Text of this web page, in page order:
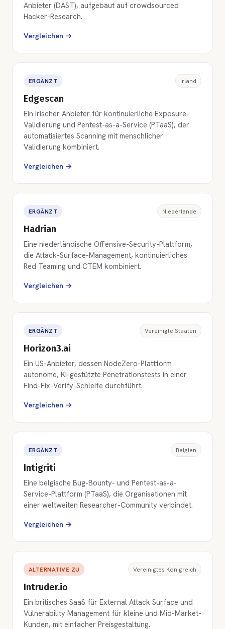
Anbieter (DAST), aufgebaut auf crowdsourced
Hacker-Research.
Vergleichen →
ERGÄNZT Irland
Edgescan
Ein irischer Anbieter für kontinuierliche Exposure-
Validierung und Pentest-as-a-Service (PTaaS), der
automatisiertes Scanning mit menschlicher
Validierung kombiniert.
Vergleichen →
ERGÄNZT Niederlande
Hadrian
Eine niederländische Offensive-Security-Plattform,
die Attack-Surface-Management, kontinuierliches
Red Teaming und CTEM kombiniert.
Vergleichen →
ERGÄNZT Vereinigte Staaten
Horizon3.ai
Ein US-Anbieter, dessen NodeZero-Plattform
autonome, KI-gestützte Penetrationstests in einer
Find-Fix-Verify-Schleife durchführt.
Vergleichen →
ERGÄNZT Belgien
Intigriti
Eine belgische Bug-Bounty- und Pentest-as-a-
Service-Plattform (PTaaS), die Organisationen mit
einer weltweiten Researcher-Community verbindet.
Vergleichen →
ALTERNATIVE ZU Vereinigtes Königreich
Intruder.io
Ein britisches SaaS für External Attack Surface und
Vulnerability Management für kleine und Mid-Market-
Kunden, mit einfacher Preisgestaltung.